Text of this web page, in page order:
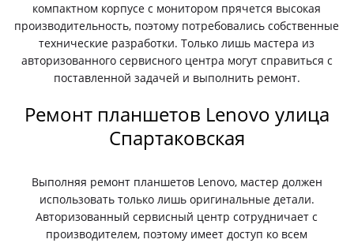
компактном корпусе с монитором прячется высокая
производительность, поэтому потребовались собственные
технические разработки. Только лишь мастера из
авторизованного сервисного центра могут справиться с
поставленной задачей и выполнить ремонт.
Ремонт планшетов Lenovo улица
Спартаковская
Выполняя ремонт планшетов Lenovo, мастер должен
использовать только лишь оригинальные детали.
Авторизованный сервисный центр сотрудничает с
производителем, поэтому имеет доступ ко всем